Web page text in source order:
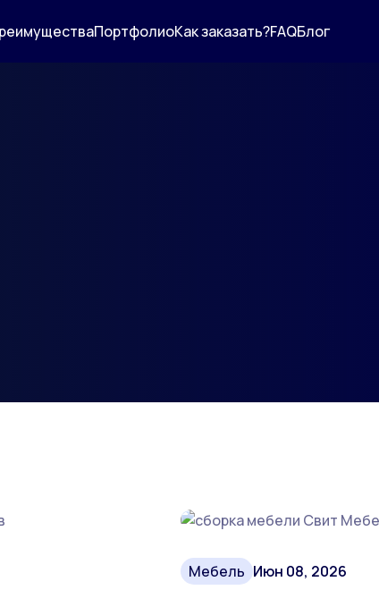
ПортфолиоКак заказать?FAQБлог
Мебель Июн 08, 2026